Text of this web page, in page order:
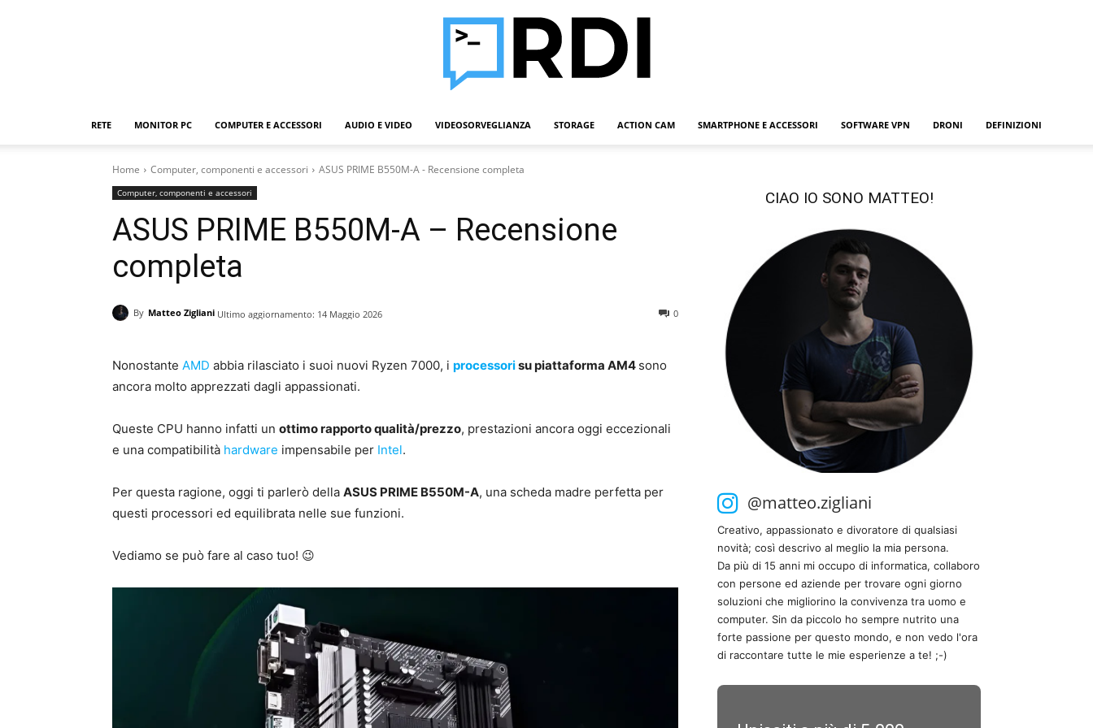
RETE MONITOR PC COMPUTER E ACCESSORI AUDIO E VIDEO VIDEOSORVEGLIANZA STORAGE ACTION CAM SMARTPHONE E ACCESSORI SOFTWARE VPN DRONI DEFINIZIONI
Home Computer, componenti e accessori ASUS PRIME B550M-A - Recensione completa
Computer, componenti e accessori
ASUS PRIME B550M-A – Recensione
completa
By Matteo Zigliani Ultimo aggiornamento: 14 Maggio 2026 0
Nonostante AMD abbia rilasciato i suoi nuovi Ryzen 7000, i processorisu piattaforma AM4 sono
ancora molto apprezzati dagli appassionati.
Queste CPU hanno infatti un ottimo rapporto qualità/prezzo, prestazioni ancora oggi eccezionali
e una compatibilità hardware impensabile per Intel.
Per questa ragione, oggi ti parlerò della ASUS PRIME B550M-A, una scheda madre perfetta per
questi processori ed equilibrata nelle sue funzioni.
Vediamo se può fare al caso tuo! 😉
CIAO IO SONO MATTEO!
@matteo.zigliani
Creativo, appassionato e divoratore di qualsiasi
novità; così descrivo al meglio la mia persona.
Da più di 15 anni mi occupo di informatica, collaboro
con persone ed aziende per trovare ogni giorno
soluzioni che migliorino la convivenza tra uomo e
computer. Sin da piccolo ho sempre nutrito una
forte passione per questo mondo, e non vedo l'ora
di raccontare tutte le mie esperienze a te! ;-)